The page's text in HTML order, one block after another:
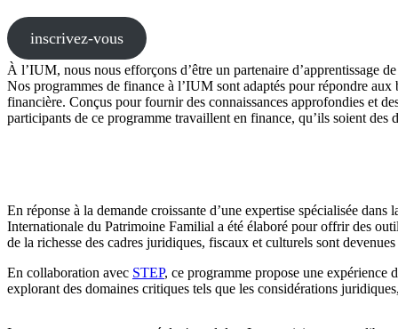
inscrivez-vous
À l’IUM, nous nous efforçons d’être un partenaire d’apprentissage
Nos programmes de finance à l’IUM sont adaptés pour répondre
financière. Conçus pour fournir des connaissances approfondies et
participants de ce programme travaillent en finance, qu’ils soient des
En réponse à la demande croissante d’une expertise spécialisée
Internationale du Patrimoine Familial a été élaboré pour offrir des
de la richesse des cadres juridiques, fiscaux et culturels sont
En collaboration avec STEP, ce programme propose une expérience
explorant des domaines critiques tels que les considérations